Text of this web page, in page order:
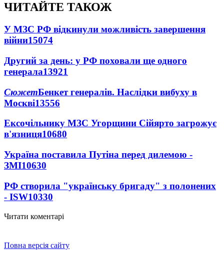
ЧИТАЙТЕ ТАКОЖ
У МЗС РФ відкинули можливість завершення
війни15074
Другий за день: у РФ поховали ще одного
генерала13921
СюжетБенкет генералів. Наслідки вибуху в
Москві13556
Ексочільнику МЗС Угорщини Сійярто загрожує
в'язниця10680
Україна поставила Путіна перед дилемою -
ЗМІ10630
РФ створила "українську бригаду" з полонених
- ISW10330
Читати коментарі
Повна версія сайту